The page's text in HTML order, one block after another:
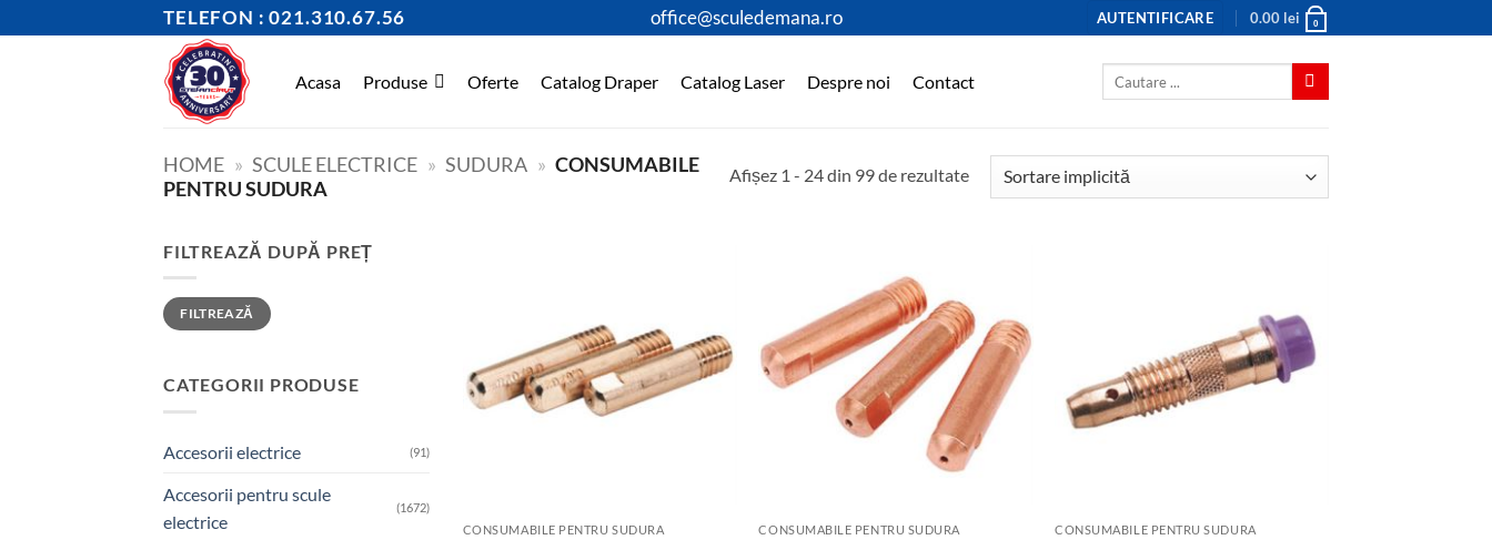
to
TELEFON : 021.310.67.56 office@sculedemana.ro AUTENTIFICARE 0.00 lei 0
Acasa Produse Oferte Catalog Draper Catalog Laser Despre noi Contact
HOME » SCULE ELECTRICE » SUDURA » CONSUMABILE
PENTRU SUDURA
Afișez 1 - 24 din 99 de rezultate
FILTREAZĂ DUPĂ PREȚ
Preț
minim
Preț
maxim
FILTREAZĂ
CATEGORII PRODUSE
Accesorii electrice (91)
Accesorii pentru scule
electrice
(1672)
CONSUMABILE PENTRU SUDURA CONSUMABILE PENTRU SUDURA CONSUMABILE PENTRU SUDURA